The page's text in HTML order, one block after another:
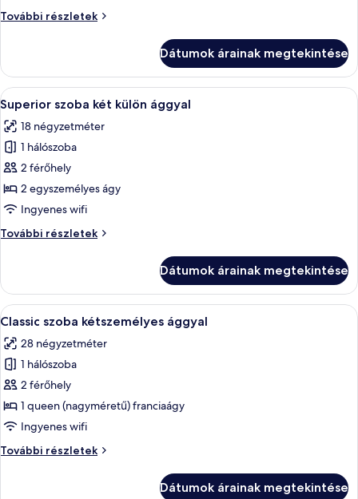
kétszemélyes
További részletek
Superior
további
részletei
Dátumok árainak megtekintése
A
következő
szoba
összes
képének
megtekintése:
Superior
két
Egy szoba, amelyben két egyágyas
5
Superior szoba két külön ággyal
18 négyzetméter
1 hálószoba
2 férőhely
2 egyszemélyes ágy
Ingyenes wifi
További részletek
Superior
ággyal
további
részletei
Dátumok árainak megtekintése
A
következő
szoba
összes
képének
megtekintése:
Classic
kétszemélyes
Egy hálószoba, amelyben egy ágy,
5
Classic szoba kétszemélyes ággyal
28 négyzetméter
1 hálószoba
2 férőhely
1 queen (nagyméretű) franciaágy
Ingyenes wifi
További részletek
Classic
Dátumok árainak megtekintése